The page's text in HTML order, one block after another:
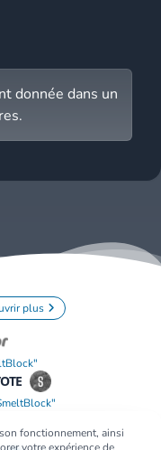
donnée dans un
plus
fonctionnement, ainsi